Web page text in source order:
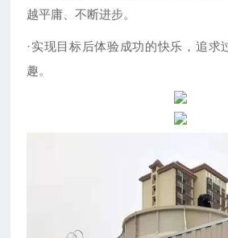
越平庸、不断进步。
·实现目标后体验成功的快乐，追求
趣。